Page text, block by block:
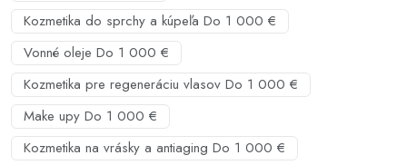
Kozmetika do sprchy a kúpeľa Do 1 000 €
Vonné oleje Do 1 000 €
Kozmetika pre regeneráciu vlasov Do 1 000 €
Make upy Do 1 000 €
Kozmetika na vrásky a antiaging Do 1 000 €